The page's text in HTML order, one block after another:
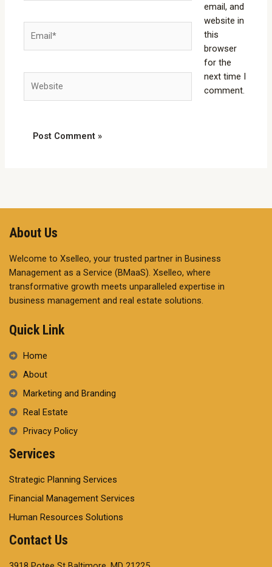
email, and
website in
this
browser
for the
next time I
comment.
About Us
Welcome to Xselleo, your trusted partner in Business
Management as a Service (BMaaS). Xselleo, where
transformative growth meets unparalleled expertise in
business management and real estate solutions.
Quick Link
Home
About
Marketing and Branding
Real Estate
Privacy Policy
Services
Strategic Planning Services
Financial Management Services
Human Resources Solutions
Contact Us